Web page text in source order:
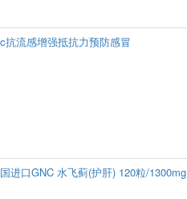
抗流感增强抵抗力预防感冒
进口GNC 水飞蓟(护肝) 120粒/1300mg